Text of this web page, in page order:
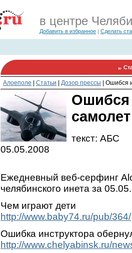
в центре
Добавить в избранное | Сделать
Алоеполе Статьи Дозор прессы Ошибся
Ошибся
самолет
текст: АБС
05.05.2008
Ежедневный веб-серфинг
челябинского инета за
Чем играют дети
http://www.baby74.ru/pub/364/
Ошибка инструктора
http://www.chelyabinsk.ru/